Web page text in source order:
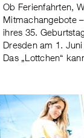
Ob Ferienfahrten,
Mitmachangebote
ihres 35.
Dresden am 1.
Das „Lottchen“